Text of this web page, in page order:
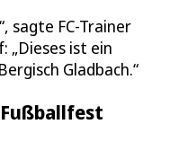
sagte FC-Trainer
„Dieses ist ein
Gladbach.“